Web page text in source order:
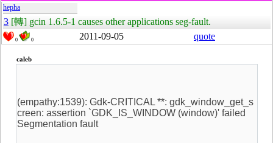
hepha
3 [轉] gcin 1.6.5-1 causes other applications seg-fault.
0 0 2011-09-05 quote
caleb
(empathy:1539): Gdk-CRITICAL **: gdk_window_get_s
creen: assertion `GDK_IS_WINDOW (window)' failed
Segmentation fault